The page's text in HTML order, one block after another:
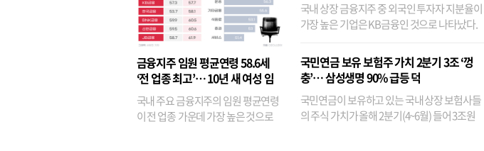
금융지주 임원 평균연령 58.6세
‘전 업종 최고’… 10년 새 여성 임
원은 14배 껑충
국내 주요 금융지주의 임원 평균연령
이 전 업종 가운데 가장 높은 것으로
국내 상장 금융지주 중 외국인 투자자 지분율이
가장 높은 기업은 KB금융인 것으로 나타났다.
융이었다. 특히 KB금융은 지난달 말 기준 해외
기관투자자 지분율이...
국민연금 보유 보험주 가치 2분기 3조 ‘껑
충’… 삼성생명 90% 급등 덕
국민연금이 보유하고 있는 국내 상장 보험사들
의 주식 가치가 올해 2분기(4~6월) 들어 3조원